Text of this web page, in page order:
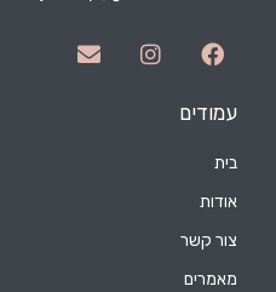
עמודים
בית
אודות
צור קשר
מאמרים